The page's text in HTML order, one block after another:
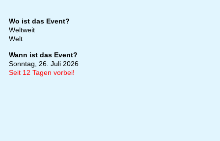
Wo ist das Event?
Weltweit
Welt
Wann ist das Event?
Sonntag, 26. Juli 2026
Seit 12 Tagen vorbei!